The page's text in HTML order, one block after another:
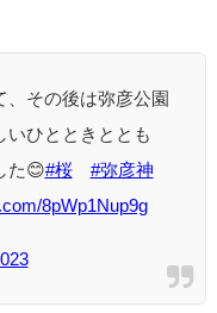
、その後は弥彦公園
いひとときととも
た😊#桜
#弥彦神
8pWp1Nup9g